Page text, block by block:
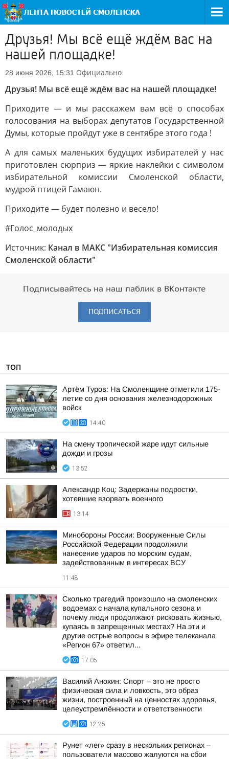
Друзья! Мы всё ещё ждём вас на
нашей площадке!
28 июня 2026, 15:31 Официально
Друзья! Мы всё ещё ждём вас на нашей площадке!
Приходите — и мы расскажем вам всё о способах
голосования на выборах депутатов Государственной
Думы, которые пройдут уже в сентябре этого года !
А для самых маленьких будущих избирателей у нас
приготовлен сюрприз — яркие наклейки с символом
избирательной комиссии Смоленской области,
мудрой птицей Гамаюн.
Приходите — будет полезно и весело!
#Голос_молодых
Источник: Канал в МАКС "Избирательная комиссия
Смоленской области"
Подписывайтесь на наш паблик в ВКонтакте
ПОДПИСАТЬСЯ
ТОП
Артём Туров: На Смоленщине отметили 175-
летие со дня основания железнодорожных
войск
14:40
На смену тропической жаре идут сильные
дожди и грозы
13:52
Александр Коц: Задержаны подростки,
хотевшие взорвать военного
13:14
Минобороны России: Вооруженные Силы
Российской Федерации продолжили
нанесение ударов по морским судам,
задействованным в интересах ВСУ
11:48
Сколько трагедий произошло на смоленских
водоемах с начала купального сезона и
почему люди продолжают рисковать жизнью,
купаясь в запрещенных местах? На эти и
другие острые вопросы в эфире телеканала
«Регион 67» ответил...
17:05
Василий Анохин: Спорт – это не просто
физическая сила и ловкость, это образ
жизни, построенный на ценностях здоровья,
целеустремлённости и ответственности
12:25
Рунет «лег» сразу в нескольких регионах –
пользователи массово жалуются на сбои